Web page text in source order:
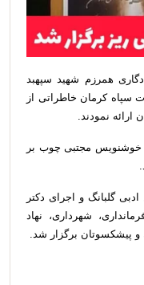
همرزم شهید سپهبد
سپاه کرمان خاطراتی از
نمودند.
مجتبی چوب بر
گلبانگ و اجرای دکتر
شهرداری، نهاد
و پیشکسوتان برگزار شد.